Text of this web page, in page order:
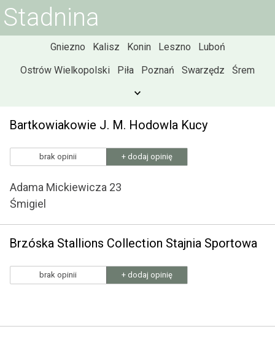
Stadnina
Gniezno Kalisz Konin Leszno
Luboń
Ostrów Wielkopolski
Piła Poznań Swarzędz Śrem
Bartkowiakowie J. M. Hodowla Kucy
brak opinii + dodaj opinię
Adama Mickiewicza 23
Śmigiel
Brzóska Stallions Collection Stajnia Sportowa
brak opinii + dodaj opinię